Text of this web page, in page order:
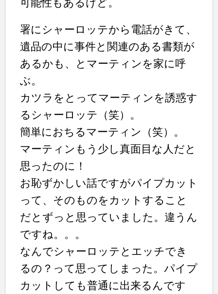
可能性もあるけど。
署にシャーロッテから電話がきて、
遺品の中に事件と関連のある書類が
あるかも、とマーティンを家に呼
ぶ。
カツラをとってマーティンを誘惑す
るシャーロッテ（笑）。
簡単におちるマーティン（笑）。
マーティンもう少し真面目な人だと
思ったのに！
お恥ずかしい話ですがパイプカット
って、そのものをカットすること
だとずっと思っていました。違うん
ですね。。。
なんでシャーロッテとエッチでき
るの？って思ってしまった。パイプ
カットしても普通に出来るんです